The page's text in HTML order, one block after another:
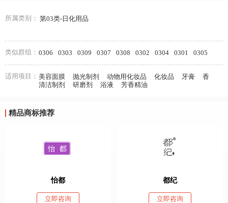
所属类别： 第03类-日化用品
类似群组： 0306 0303 0309 0307 0308 0302 0304 0301 0305
适用项目： 美容面膜 抛光制剂 动物用化妆品 化妆品 牙膏
香
清洁制剂
研磨剂 浴液 芳香精油
精品商标推荐
怡都
立即咨询
都纪
立即咨询